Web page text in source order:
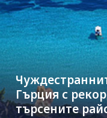
Гърция с
търсените